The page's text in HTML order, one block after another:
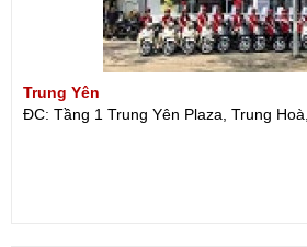
Trung Yên
ĐC: Tầng 1 Trung Yên Plaza, Trung